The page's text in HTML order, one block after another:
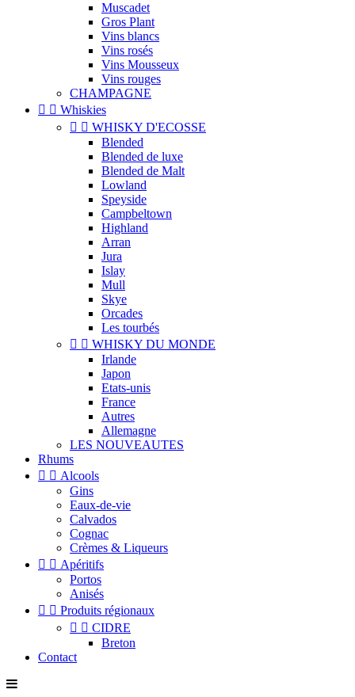
Muscadet
Gros Plant
Vins blancs
Vins rosés
Vins Mousseux
Vins rouges
CHAMPAGNE
  Whiskies
  WHISKY D'ECOSSE
Blended
Blended de luxe
Blended de Malt
Lowland
Speyside
Campbeltown
Highland
Arran
Jura
Islay
Mull
Skye
Orcades
Les tourbés
  WHISKY DU MONDE
Irlande
Japon
Etats-unis
France
Autres
Allemagne
LES NOUVEAUTES
Rhums
  Alcools
Gins
Eaux-de-vie
Calvados
Cognac
Crèmes & Liqueurs
  Apéritifs
Portos
Anisés
  Produits régionaux
  CIDRE
Breton
Contact